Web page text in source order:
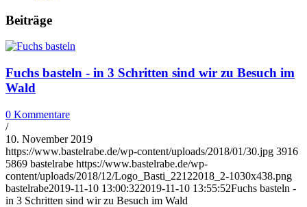
Beiträge
Fuchs basteln - in 3 Schritten sind wir zu Besuch im
Wald
0 Kommentare
/
10. November 2019
https://www.bastelrabe.de/wp-content/uploads/2018/01/30.jpg 3916
5869 bastelrabe https://www.bastelrabe.de/wp-
content/uploads/2018/12/Logo_Basti_22122018_2-1030x438.png
bastelrabe2019-11-10 13:00:322019-11-10 13:55:52Fuchs basteln -
in 3 Schritten sind wir zu Besuch im Wald